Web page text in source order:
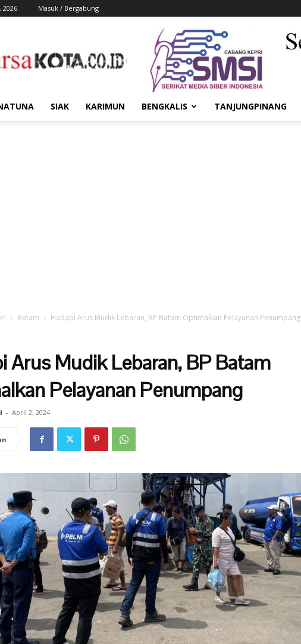
2026 Masuk / Bergabung
Kota
SIAK KARIMUN BENGKALIS TANJUNGPINANG
Batam Hadapi Arus Mudik Lebaran, BP Batam Optimalkan Pelayanan Penumpang
Arus Mudik Lebaran, BP Batam
Pelayanan Penumpang
- April 2, 2024